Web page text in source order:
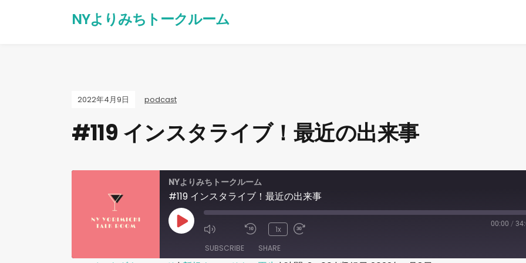
NYよりみちトークルーム
2022年4月9日 podcast
#119 インスタライブ！最近の出来事
NYよりみちトークルーム
#119 インスタライブ！最近の出来事
1x
00:00 /
SUBSCRIBE SHARE